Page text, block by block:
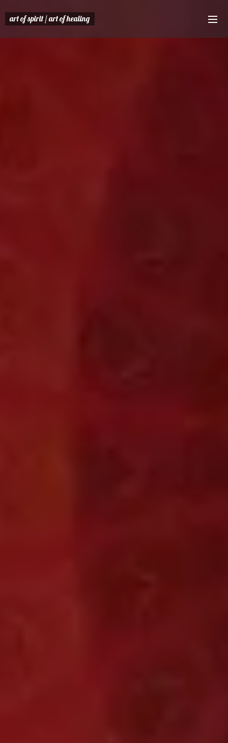
art of spirit / art ofhealing